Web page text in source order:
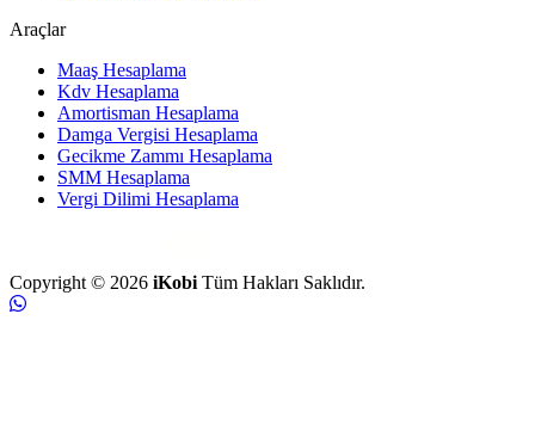
Araçlar
Maaş Hesaplama
Kdv Hesaplama
Amortisman Hesaplama
Damga Vergisi Hesaplama
Gecikme Zammı Hesaplama
SMM Hesaplama
Vergi Dilimi Hesaplama
Copyright © 2026 iKobi Tüm Hakları Saklıdır.